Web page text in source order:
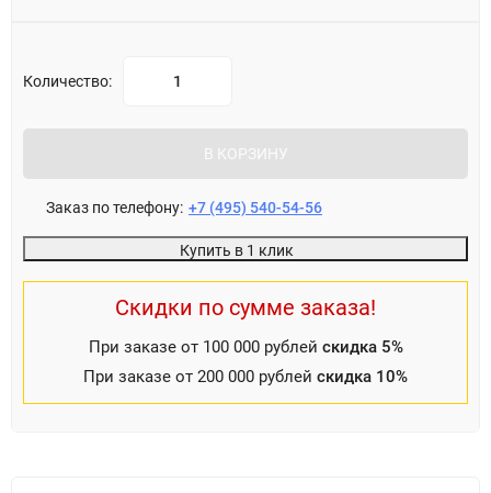
Количество:
В КОРЗИНУ
Заказ по телефону: +7 (495) 540-54-56
Купить в 1 клик
Скидки по сумме заказа!
При заказе от 100 000 рублей скидка 5%
При заказе от 200 000 рублей скидка 10%